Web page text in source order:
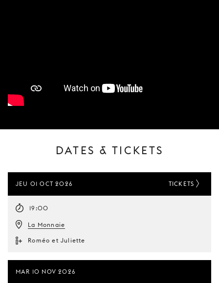
DATES & TICKETS
JEU 01 OCT 2026
19:00
La Monnaie
Roméo et Juliette
TICKETS
MAR 10 NOV 2026